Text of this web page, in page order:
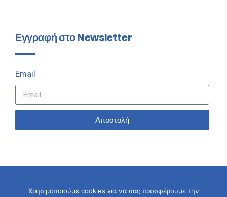
Εγγραφή στο Newsletter
Email
Αποστολή
Χρησιμοποιούμε cookies για να σας προσφέρουμε την